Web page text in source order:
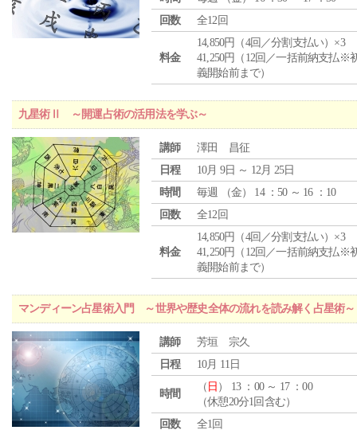
回数
全12回
料金
14,850円（4回／分割支払い）×3
41,250円（12回／一括前納支払※
義開始前まで）
九星術Ⅱ ～開運占術の活用法を学ぶ～
講師
澤田 昌征
日程
10月 9日 ～ 12月 25日
時間
毎週 （金） 14 ：50 ～ 16 ：10
回数
全12回
料金
14,850円（4回／分割支払い）×3
41,250円（12回／一括前納支払※
義開始前まで）
マンディーン占星術入門 ～世界や歴史全体の流れを読み解く占星術～
講師
芳垣 宗久
日程
10月 11日
時間
（ 日 ） 13 ：00 ～ 17 ：00
（休憩20分1回含む）
回数
全1回